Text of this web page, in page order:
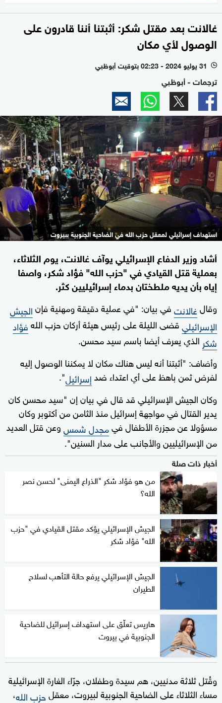
غالانت بعد مقتل شكر: أثبتنا أننا قادرون على
الوصول لأي مكان
l 31 يوليو 2024 - 02:23 بتوقيت أبوظبي
ترجمات - أبوظبي
استهداف إسرائيلي لمعقل حزب الله في الضاحية الجنوبية ببيروت
أشاد وزير الدفاع الإسرائيلي يوآف غالانت، يوم الثلاثاء،
بعملية قتل القيادي في "حزب الله" فؤاد شكر، واصفا
إياه بأن يديه ملطختان بدماء إسرائيليين كثر.
وقالغالانتفي بيان: "في عملية دقيقة ومهنية فإنالجيش
الإسرائيليقضى الليلة على رئيس هيئة أركان حزب اللهفؤاد
شكر الذي يعرف أيضا باسم سيد محسن.
وأضاف: "أثبتنا أنه ليس هناك مكان لا يمكننا الوصول إليه
لفرض ثمن باهظ على أي اعتداء ضدإسرائيل".
وكان الجيش الإسرائيلي قد قال في بيان إن "سيد محسن كان
يدير القتال في مواجهة إسرائيل منذ الثامن من أكتوبر وكان
مسؤولا عن مجزرة الأطفال فيمجدل شمسوعن قتل العديد
من الإسرائيليين والأجانب على مدار السنين".
أخبار ذات صلة
من هو فؤاد شكر "الذراع اليمنى" لحسن نصر
الله؟
الجيش الإسرائيلي يؤكد مقتل القيادي في "حزب
الله" فؤاد شكر
الجيش الإسرائيلي يرفع حالة التأهب لسلاح
الطيران
هاريس تعلّق على استهداف إسرائيل للضاحية
الجنوبية في بيروت
وقُتل ثلاثة مدنيين، هم سيدة وطفلان، جرّاء الغارة الإسرائيلية
مساء الثلاثاء على الضاحية الجنوبية لبيروت، معقلحزب الله،